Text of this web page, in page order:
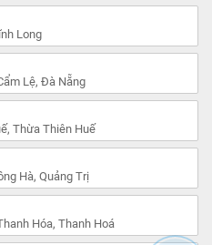
Long
Lệ, Đà Nẵng
Thừa Thiên Huế
Hà, Quảng Trị
Hóa, Thanh Hoá